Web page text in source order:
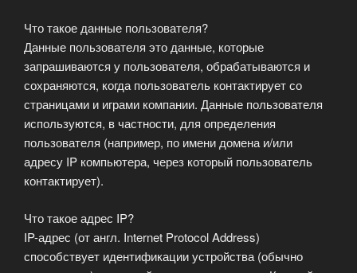
Что такое данные пользователя?
Данные пользователя это данные, которые
запрашиваются у пользователя, обрабатываются и
сохраняются, когда пользователь контактирует со
страницами и играми компании. Данные пользователя
используются, в частности, для определения
пользователя (например, по имени домена и/или
адресу IP компьютера, через который пользователь
контактирует).
Что такое адрес IP?
IP-адрес (от англ. Internet Protocol Address)
способствует идентификации устройства (обычно